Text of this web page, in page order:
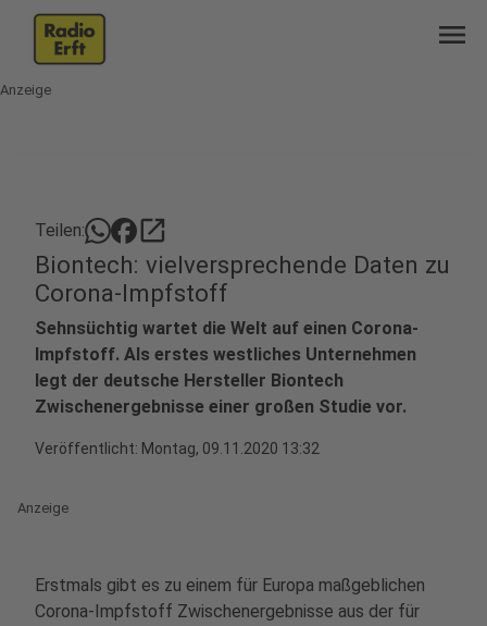
menu
Anzeige
Teilen: open_in_new
Biontech: vielversprechende Daten zu
Corona-Impfstoff
Sehnsüchtig wartet die Welt auf einen Corona-
Impfstoff. Als erstes westliches Unternehmen
legt der deutsche Hersteller Biontech
Zwischenergebnisse einer großen Studie vor.
Veröffentlicht: Montag, 09.11.2020 13:32
Anzeige
Erstmals gibt es zu einem für Europa maßgeblichen
Corona-Impfstoff Zwischenergebnisse aus der für